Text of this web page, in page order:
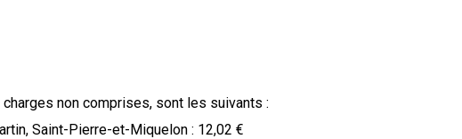
non comprises, sont les suivants :
Saint-Pierre-et-Miquelon : 12,02 €